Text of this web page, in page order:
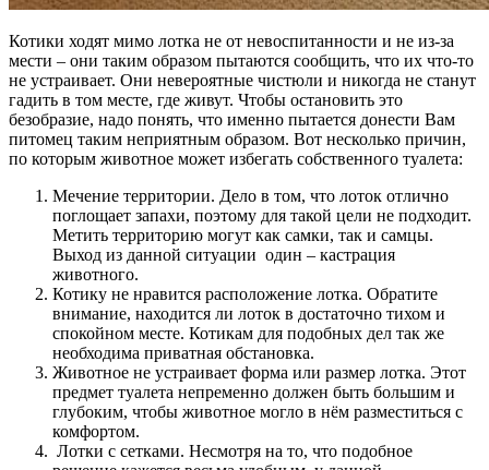
Котики ходят мимо лотка не от невоспитанности и не из-за
мести – они таким образом пытаются сообщить, что их что-то
не устраивает. Они невероятные чистюли и никогда не станут
гадить в том месте, где живут. Чтобы остановить это
безобразие, надо понять, что именно пытается донести Вам
питомец таким неприятным образом. Вот несколько причин,
по которым животное может избегать собственного туалета:
Мечение территории. Дело в том, что лоток отлично
поглощает запахи, поэтому для такой цели не подходит.
Метить территорию могут как самки, так и самцы.
Выход из данной ситуации один – кастрация
животного.
Котику не нравится расположение лотка. Обратите
внимание, находится ли лоток в достаточно тихом и
спокойном месте. Котикам для подобных дел так же
необходима приватная обстановка.
Животное не устраивает форма или размер лотка. Этот
предмет туалета непременно должен быть большим и
глубоким, чтобы животное могло в нём разместиться с
комфортом.
Лотки с сетками. Несмотря на то, что подобное